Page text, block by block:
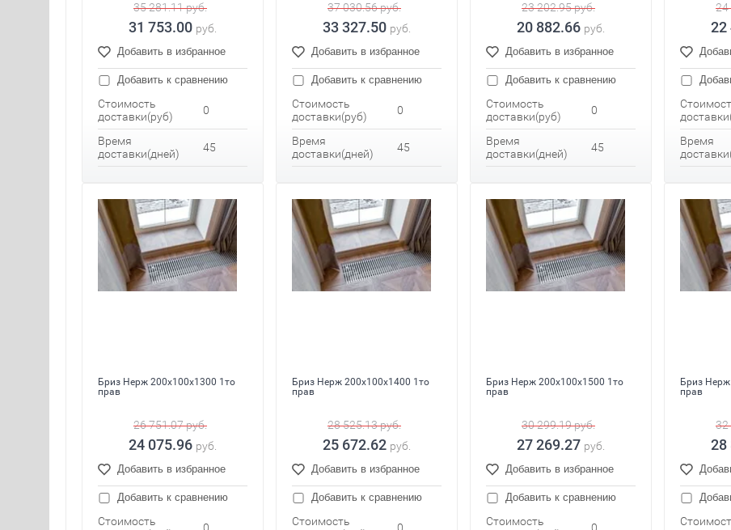
35 281.11руб.
31 753.00 руб.
Добавить в избранное
Добавить к сравнению
Стоимость
доставки(руб)
0
Время
доставки(дней)
45
37 030.56руб.
33 327.50 руб.
Добавить в избранное
Добавить к сравнению
Стоимость
доставки(руб)
0
Время
доставки(дней)
45
23 202.95руб.
20 882.66 руб.
Добавить в избранное
Добавить к сравнению
Стоимость
доставки(руб)
0
Время
доставки(дней)
45
24
22
Время
Бриз Нерж 200x100x1300 1то
прав
26 751.07руб.
24 075.96 руб.
Добавить в избранное
Добавить к сравнению
Стоимость
Бриз Нерж 200x100x1400 1то
прав
28 525.13руб.
25 672.62 руб.
Добавить в избранное
Добавить к сравнению
Стоимость
Бриз Нерж 200x100x1500 1то
прав
30 299.19руб.
27 269.27 руб.
Добавить в избранное
Добавить к сравнению
Стоимость
Бриз
прав
32
28